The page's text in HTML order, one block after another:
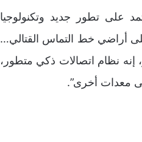
على تطور جديد وتكنولوجيا
أراضي خط التماس القتالي…
إنه نظام اتصالات ذكي متطور،
معدات أخرى”.